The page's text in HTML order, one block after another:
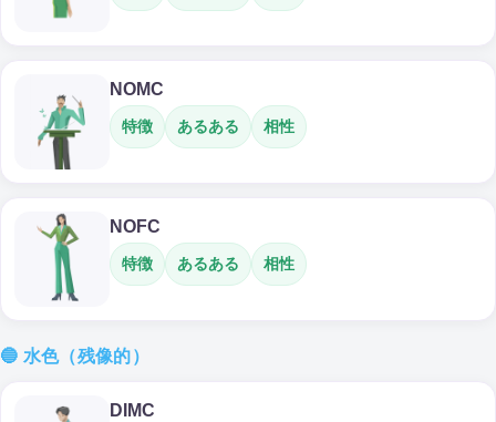
NOMC
特徴 あるある 相性
NOFC
特徴 あるある 相性
🔵 水色（残像的）
DIMC